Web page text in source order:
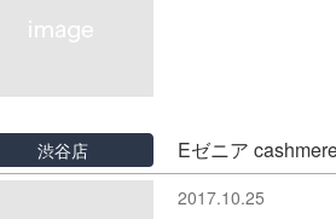
渋谷店 Eゼニア
2017.10.25